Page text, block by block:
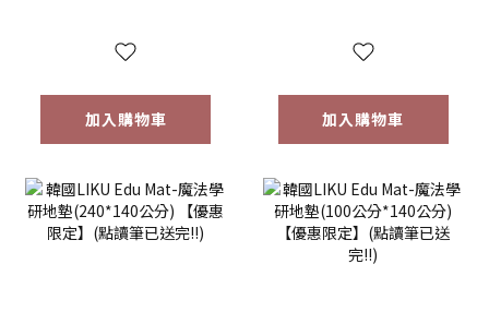
加入購物車 加入購物車